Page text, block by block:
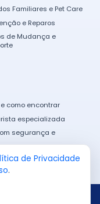
Familiares e Pet Care
e Reparos
de Mudança e
como encontrar
especializada
segurança e
na sua cidade
de Privacidade
.